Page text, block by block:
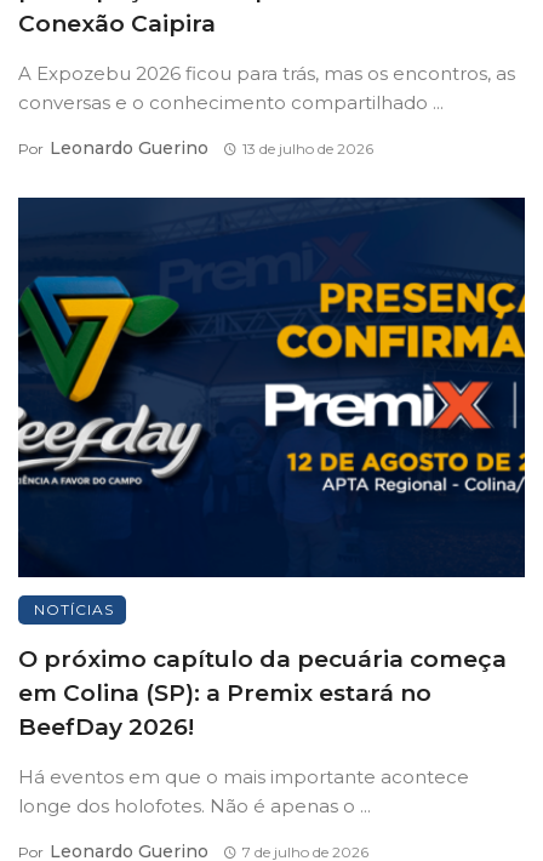
Conexão Caipira
A Expozebu 2026 ficou para trás, mas os encontros, as
conversas e o conhecimento compartilhado ...
Por Leonardo Guerino 13 de julho de 2026
NOTÍCIAS
O próximo capítulo da pecuária começa
em Colina (SP): a Premix estará no
BeefDay 2026!
Há eventos em que o mais importante acontece
longe dos holofotes. Não é apenas o ...
Por Leonardo Guerino 7 de julho de 2026